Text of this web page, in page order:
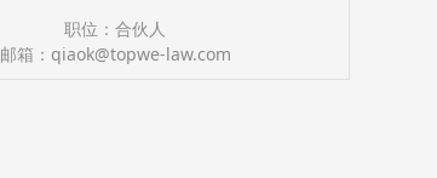
职位：合伙人
邮箱：qiaok@topwe-law.com